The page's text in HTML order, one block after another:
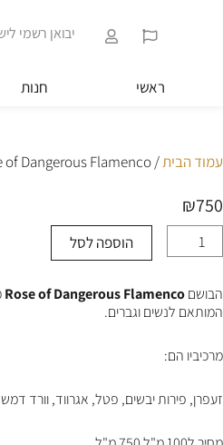
הַמְּסַיַּעַת
לִנְגִישׁוּת
לְחַץ
Control-
F11
לְהַתְאָמַת
לְעִוְורִים
הַמִּשְׁתַּמְּשִׁים
קוֹרֵא־מָסָךְ;
F10
יבואן רשמי
ראשי חנות
עמוד הבית/
of Dangerous Flamenco
₪750
כמות
של
of
Dangerous
הוספה לסל
הבושםRose of Dangerous Flamenco
המותאם לנשים וגברים.
מרכיביו הם:
זעפרן, פירות יבשים, פטל, אגרווד, וורד